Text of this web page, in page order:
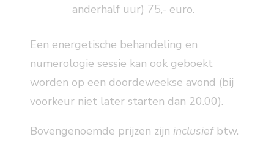
anderhalf uur) 75,- euro.
Een energetische behandeling en
numerologie sessie kan ook geboekt
worden op een doordeweekse avond (bij
voorkeur niet later starten dan 20.00).
Bovengenoemde prijzen zijn inclusiefbtw.